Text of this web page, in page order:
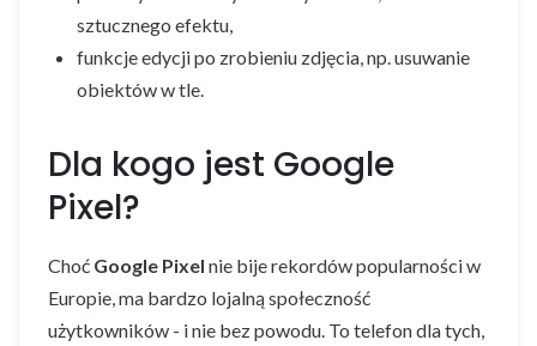
sztucznego efektu,
funkcje edycji po zrobieniu zdjęcia, np. usuwanie
obiektów w tle.
Dla kogo jest Google
Pixel?
Choć Google Pixel nie bije rekordów popularności w
Europie, ma bardzo lojalną społeczność
użytkowników - i nie bez powodu. To telefon dla tych,